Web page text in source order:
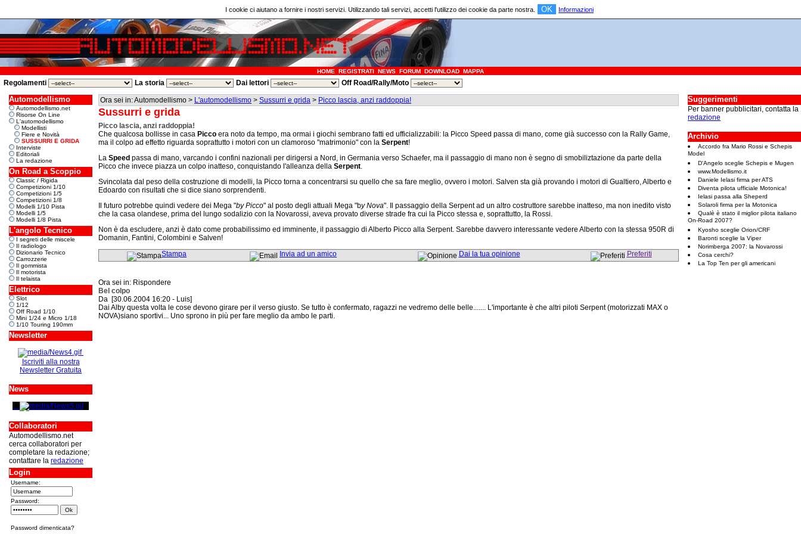
I cookie ci aiutano a fornire i nostri servizi. Utilizzando tali servizi, accetti l'utilizzo dei cookie da parte nostra. OK Informazioni
HOME REGISTRATI NEWS FORUM DOWNLOAD MAPPA
Regolamenti La storia Dai lettori Off Road/Rally/Moto
Automodellismo
Automodellismo.net
Risorse On Line
L'automodellismo
Modellisti
Fiere e Novità
SUSSURRI E GRIDA
Interviste
Editoriali
La redazione
On Road a Scoppio
Classic / Rigida
Competizioni 1/10
Competizioni 1/5
Competizioni 1/8
Modelli 1/10 Pista
Modelli 1/5
Modelli 1/8 Pista
L'angolo Tecnico
I segreti delle miscele
Il radiologo
Dizionario Tecnico
Carrozzerie
Il gommista
Il motorista
Il telaista
Elettrico
Slot
1/12
Off Road 1/10
Mini 1/24 e Micro 1/18
1/10 Touring 190mm
Newsletter
Iscriviti alla nostra
Newsletter Gratuita
News
Collaboratori
Automodellismo.net
cerca collaboratori per
completare la redazione;
contattare la redazione
Login
Username:
Password:
Password dimenticata?
Ora sei in: Automodellismo > L'automodellismo > Sussurri e grida > Picco lascia, anzi raddoppia!
Sussurri e grida
Picco lascia, anzi raddoppia!
Che qualcosa bollisse in casa Picco era noto da tempo, ma ormai i giochi sembrano fatti ed ufficializzabili: la Picco Speed passa di mano, come già successo con la Rally Game,
ma il colpo ad effetto riguarda soprattutto i motori con un clamoroso "matrimonio" con la Serpent!
La Speed passa di mano, varcando i confini nazionali per dirigersi a Nord, in Germania verso Schaefer, ma il passaggio di mano non è segno di smobiliztazione da parte della
Picco che invece piazza un colpo inatteso, conquistando l'alleanza della Serpent.
Svincolata dal peso della costruzione di modelli, la Picco torna a concentrarsi su quello che sa fare meglio, ovvero i motori. Salven sta già provando i motori di Gualtiero, Alberto e
Edoardo con risultati che si dice siano sorprendenti.
Il futuro potrebbe quindi vedere dei Mega "by Picco" al posto degli attuali Mega "by Nova". Il passaggio della Serpent ad un altro costruttore sarebbe inatteso, ma non inedito visto
che la casa olandese, prima del lungo sodalizio con la Novarossi, aveva provato diverse strade fra cui la Picco stessa e, soprattutto, la Rossi.
Non è da escludere, anzi è dato come probabilissimo ed imminente, il passaggio di Alberto Picco alla Serpent. Sarebbe davvero interessante vedere Alberto con la stessa 950R di
Domanin, Fantini, Colombini e Salven!
Stampa
Invia ad un amico Dai la tua opinione Preferiti
Ora sei in: Rispondere
Bel colpo
Da [30.06.2004 16:20 - Luis]
Dai Alby questa volta le cose devono girare per il verso giusto. Se tutto è confermato, ragazzi ne vedremo delle belle....... L'importante è che altri piloti Serpent (motorizzati MAX o
NOVA)siano sportivi... Uno sprono in più per fare meglio da ambo le parti.
Suggerimenti
Per banner pubblicitari, contatta la
redazione
Archivio
Accordo fra Mario Rossi e Schepis
Model
D'Angelo sceglie Schepis e Mugen
www.Modellismo.it
Daniele Ielasi firma per ATS
Diventa pilota ufficiale Motonica!
Ielasi passa alla Sheperd
Solaroli firma per la Motonica
Qualè è stato il miglior pilota italiano
On-Road 2007?
Kyosho sceglie Orion/CRF
Baronti sceglie la Viper
Norimberga 2007: la Novarossi
Cosa cerchi?
La Top Ten per gli americani